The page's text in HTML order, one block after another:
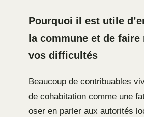
Pourquoi il est utile
la commune et de faire
vos difficultés
Beaucoup de contribuables
de cohabitation comme une
oser en parler aux autorités